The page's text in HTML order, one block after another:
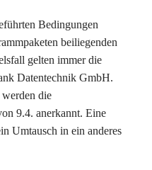
Bedingungen
beiliegenden
gelten immer die
Datentechnik GmbH.
die
9.4. anerkannt. Eine
Umtausch in ein anderes